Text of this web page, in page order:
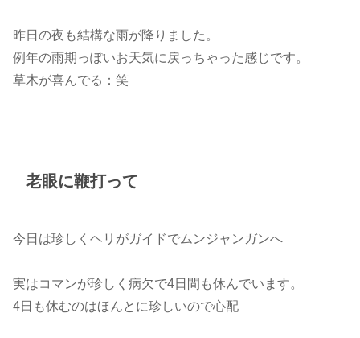
昨日の夜も結構な雨が降りました。
例年の雨期っぽいお天気に戻っちゃった感じです。
草木が喜んでる：笑
老眼に鞭打って
今日は珍しくヘリがガイドでムンジャンガンへ
実はコマンが珍しく病欠で4日間も休んでいます。
4日も休むのはほんとに珍しいので心配